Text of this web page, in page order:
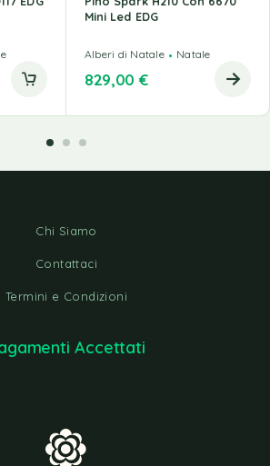
Mini Led EDG
Alberi di Natale Natale
829,00 €
Chi Siamo
Contattaci
Termini e Condizioni
Accettati